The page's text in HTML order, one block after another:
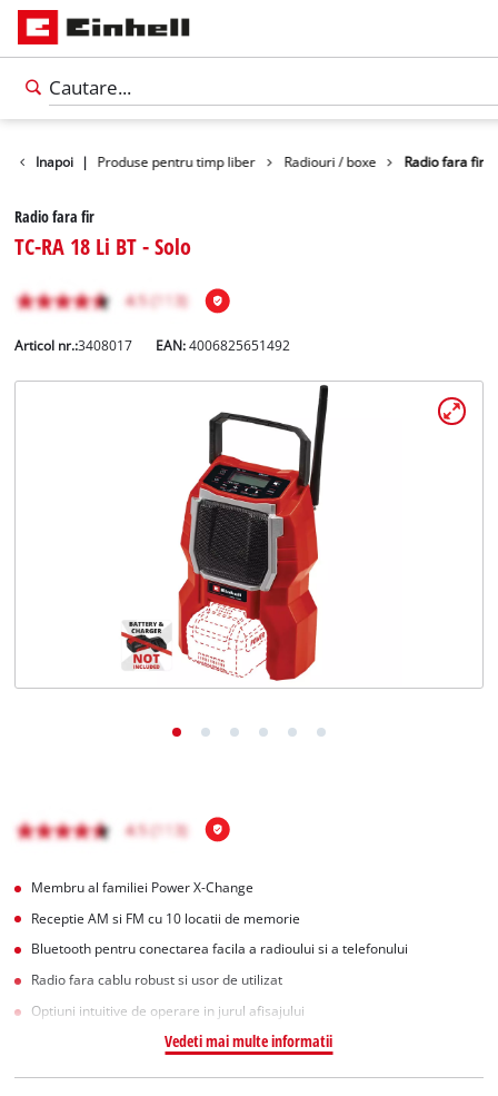
Inapoi |
Produse Produse pentru timp liber Radiouri / boxe Radio fara fir
Radio fara fir
TC-RA 18 Li BT - Solo
Articol nr.:3408017 EAN:4006825651492
Membru al familiei Power X-Change
Receptie AM si FM cu 10 locatii de memorie
Bluetooth pentru conectarea facila a radioului si a telefonului
Radio fara cablu robust si usor de utilizat
Optiuni intuitive de operare in jurul afisajului
Vedeti mai multe informatii